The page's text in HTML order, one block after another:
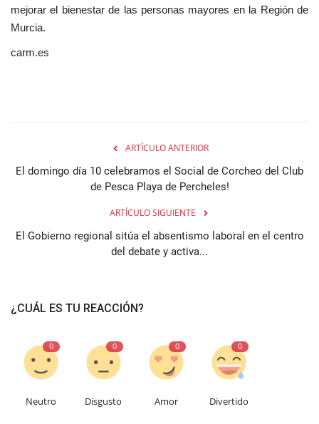
mejorar el bienestar de las personas mayores en la Región de
Murcia.
carm.es
ARTÍCULO ANTERIOR
El domingo día 10 celebramos el Social de Corcheo del Club
de Pesca Playa de Percheles!
ARTÍCULO SIGUIENTE
El Gobierno regional sitúa el absentismo laboral en el centro
del debate y activa...
¿CUÁL ES TU REACCIÓN?
0
Neutro
0
Disgusto
0
Amor
0
Divertido